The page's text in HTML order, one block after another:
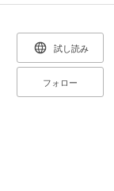
試し読み
フォロー